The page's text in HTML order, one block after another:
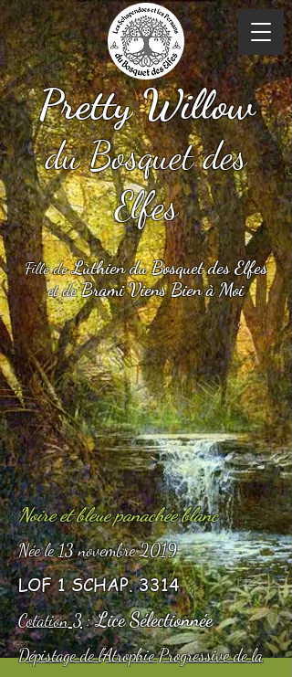
Pretty Willow
du Bosquet des
Elfes
Fille deLùthien du Bosquet des Elfes
et deBrami Viens Bien à Moi
Noire et bleue panachée blanc
Née le 13 novembre 2019
LOF 1 SCHAP. 3314
Cotation3:Lice Sélectionnée
Dépistage de l'Atrophie Progressive de la